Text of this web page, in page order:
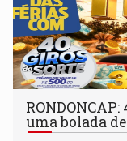
uma bolada